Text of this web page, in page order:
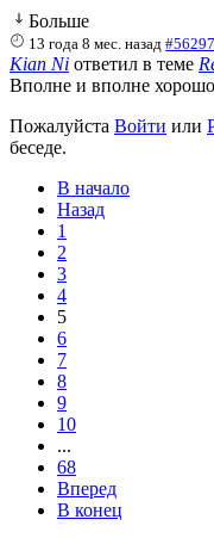
Больше
13 года 8 мес. назад #56297
Kian Ni ответил в теме
Вполне и вполне
Пожалуйста Войти или
беседе.
В начало
Назад
1
2
3
4
5
6
7
8
9
10
...
68
Вперед
В конец